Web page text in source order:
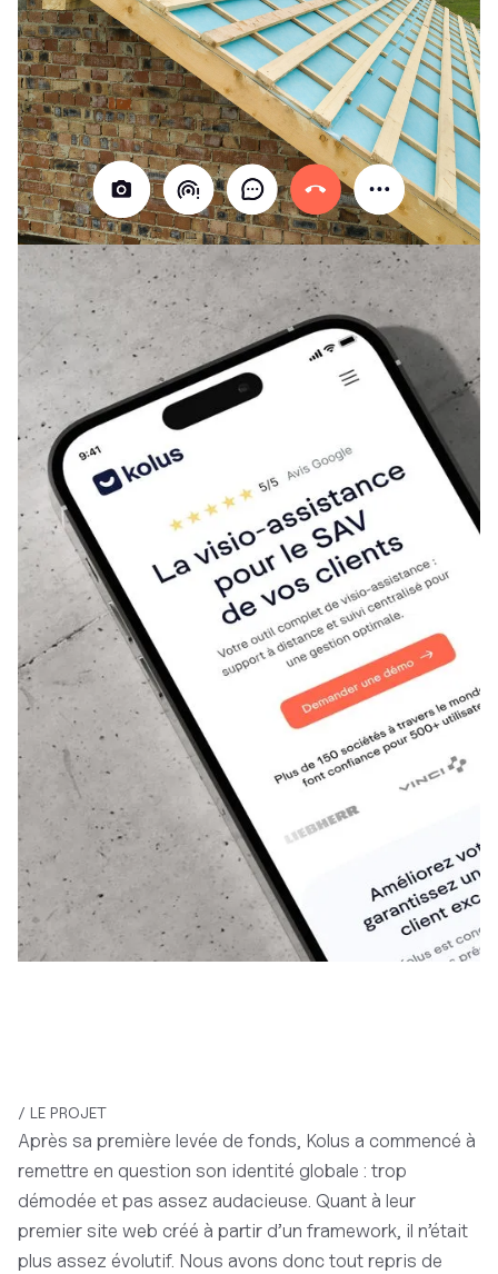
/ LE PROJET
Après sa première levée de fonds, Kolus a commencé à
remettre en question son identité globale : trop
démodée et pas assez audacieuse. Quant à leur
premier site web créé à partir d’un framework, il n’était
plus assez évolutif. Nous avons donc tout repris de